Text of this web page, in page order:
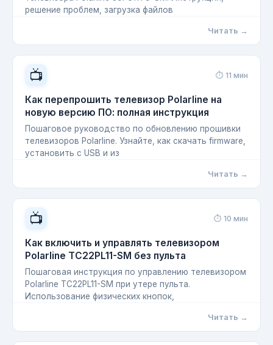
решение проблем, загрузка файлов
Читать →
📺 ⏱ 11 мин
Как перепрошить телевизор Polarline на
новую версию ПО: полная инструкция
Пошаговое руководство по обновлению прошивки
телевизоров Polarline. Узнайте, как скачать firmware,
установить с USB и из
Читать →
📺 ⏱ 10 мин
Как включить и управлять телевизором
Polarline TC22PL11-SM без пульта
Пошаговая инструкция по управлению телевизором
Polarline TC22PL11-SM при утере пульта.
Использование физических кнопок,
Читать →